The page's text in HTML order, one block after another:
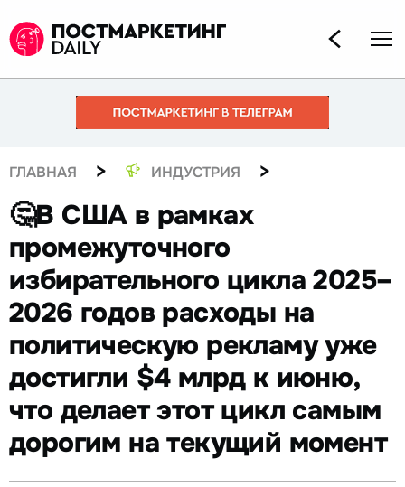
ГЛАВНАЯ > ИНДУСТРИЯ >
🤔В США в рамках
промежуточного
избирательного цикла 2025–
2026 годов расходы на
политическую рекламу уже
достигли $4 млрд к июню,
что делает этот цикл самым
дорогим на текущий момент